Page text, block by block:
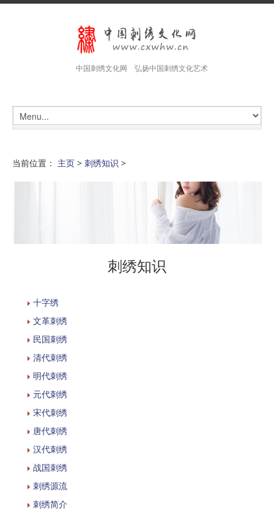
中国刺绣文化网 弘扬中国刺绣文化艺术
当前位置： 主页 > 刺绣知识 >
刺绣知识
十字绣
文革刺绣
民国刺绣
清代刺绣
明代刺绣
元代刺绣
宋代刺绣
唐代刺绣
汉代刺绣
战国刺绣
刺绣源流
刺绣简介